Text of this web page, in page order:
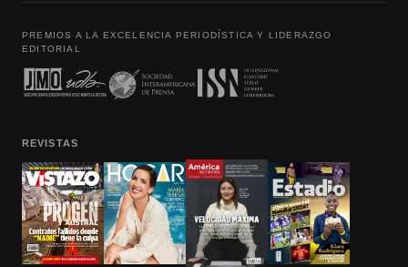
PREMIOS A LA EXCELENCIA PERIODÍSTICA Y LIDERAZGO
EDITORIAL
REVISTAS